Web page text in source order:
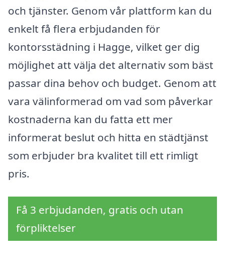
och tjänster. Genom vår plattform kan du
enkelt få flera erbjudanden för
kontorsstädning i Hagge, vilket ger dig
möjlighet att välja det alternativ som bäst
passar dina behov och budget. Genom att
vara välinformerad om vad som påverkar
kostnaderna kan du fatta ett mer
informerat beslut och hitta en städtjänst
som erbjuder bra kvalitet till ett rimligt
pris.
Få 3 erbjudanden, gratis och utan
förpliktelser